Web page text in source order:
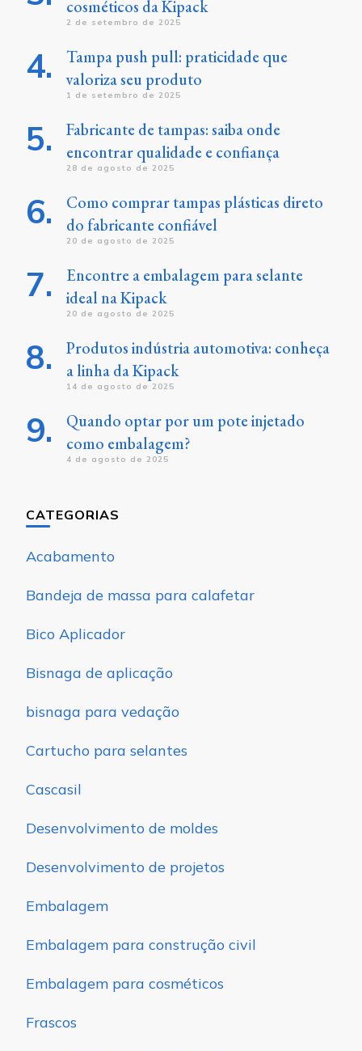
cosméticos da Kipack
2 de setembro de 2025
Tampa push pull: praticidade que
valoriza seu produto
1 de setembro de 2025
Fabricante de tampas: saiba onde
encontrar qualidade e confiança
28 de agosto de 2025
Como comprar tampas plásticas direto
do fabricante confiável
20 de agosto de 2025
Encontre a embalagem para selante
ideal na Kipack
20 de agosto de 2025
Produtos indústria automotiva: conheça
a linha da Kipack
14 de agosto de 2025
Quando optar por um pote injetado
como embalagem?
4 de agosto de 2025
CATEGORIAS
Acabamento
Bandeja de massa para calafetar
Bico Aplicador
Bisnaga de aplicação
bisnaga para vedação
Cartucho para selantes
Cascasil
Desenvolvimento de moldes
Desenvolvimento de projetos
Embalagem
Embalagem para construção civil
Embalagem para cosméticos
Frascos